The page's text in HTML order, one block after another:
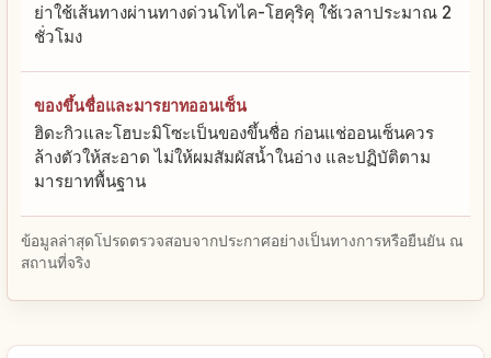
ย่าใช้เส้นทางผ่านทางด่วนโทไค-โฮคุริคุ ใช้เวลาประมาณ 2
ชั่วโมง
ของขึ้นชื่อและมารยาทออนเซ็น
ฮิดะกิวและโฮบะมิโซะเป็นของขึ้นชื่อ ก่อนแช่ออนเซ็นควร
ล้างตัวให้สะอาด ไม่ให้ผมสัมผัสน้ำในอ่าง และปฏิบัติตาม
มารยาทพื้นฐาน
ข้อมูลล่าสุดโปรดตรวจสอบจากประกาศอย่างเป็นทางการหรือยืนยัน ณ
สถานที่จริง